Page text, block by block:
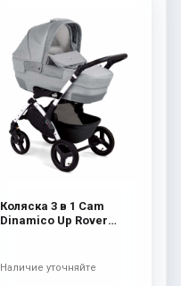
Коляска 3 в 1 Cam
Dinamico Up Rover
Наличие уточняйте